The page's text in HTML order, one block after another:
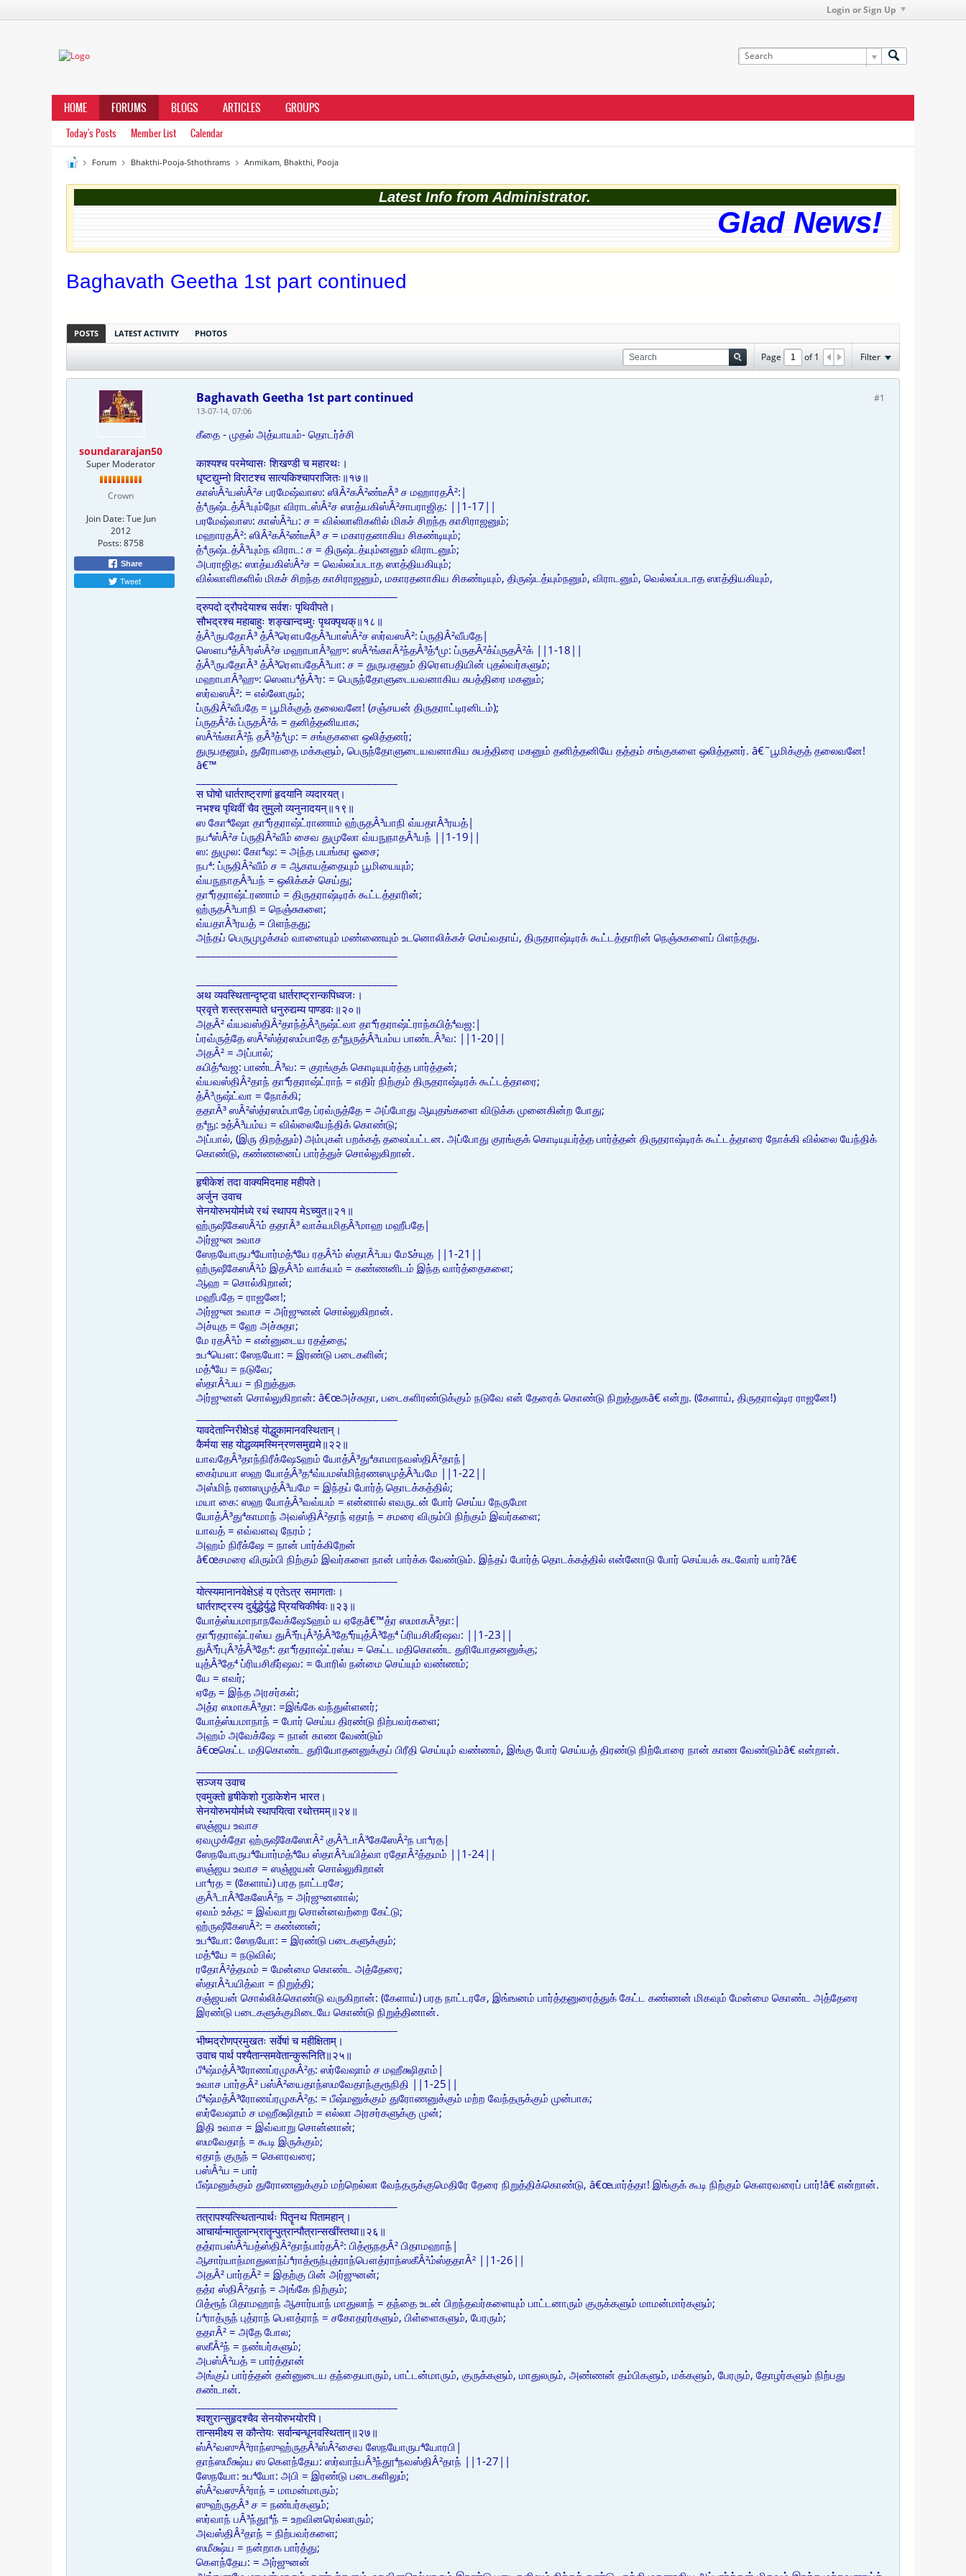
Login or Sign Up
HOME FORUMS BLOGS ARTICLES GROUPS
Today's Posts Member List Calendar
Forum Bhakthi-Pooja-Sthothrams Anmikam, Bhakthi, Pooja
Latest Info from Administrator.
Glad News! The
Baghavath Geetha 1st part continued
POSTS LATEST ACTIVITY PHOTOS
Page of1 Filter
soundararajan50
Super Moderator
Crown
Join Date: Tue Jun
2012
Posts:8758
Share
Tweet
#1
Baghavath Geetha 1st part continued
13-07-14, 07:06
கீதை - முதல் அத்யாயம்- தொடர்ச்சி
काश्यश्च परमेष्वासः शिखण्डी च महारथः।
धृष्टद्युम्नो विराटश्च सात्यकिश्चापराजितः॥१७॥
காஸ்Â²யஸ்Â²ச பரமேஷ்வாஸ: ஸிÂ²கÂ²ண்டீÂ³ ச மஹாரதÂ²:|
த்⁴ருஷ்டத்Â³யும்நோ விராடஸ்Â²ச ஸாத்யகிஸ்Â²சாபராஜித: ||1-17||
பரமேஷ்வாஸ: காஸ்Â²ய: ச = வில்லாளிகளில் மிகச் சிறந்த காசிராஜனும்;
மஹாரதÂ²: ஸிÂ²கÂ²ண்டீÂ³ ச = மகாரதனாகிய சிகண்டியும்;
த்⁴ருஷ்டத்Â³யும்ந விராட: ச = திருஷ்டத்யும்னனும் விராடனும்;
அபராஜித: ஸாத்யகிஸ்Â²ச = வெல்லப்படாத ஸாத்தியகியும்;
வில்லாளிகளில் மிகச் சிறந்த காசிராஜனும், மகாரதனாகிய சிகண்டியும், திருஷ்டத்யும்நனும், விராடனும், வெல்லப்படாத ஸாத்தியகியும்,
द्रुपदो द्रौपदेयाश्च सर्वशः पृथिवीपते।
सौभद्रश्च महाबाहुः शङ्खान्दध्मुः पृथक्पृथक्॥१८॥
த்Â³ருபதோÂ³ த்Â³ரௌபதேÂ³யாஸ்Â²ச ஸர்வஸÂ²: ப்ருதிÂ²வீபதே|
ஸௌப⁴த்Â³ரஸ்Â²ச மஹாபாÂ³ஹு: ஸÂ²ங்காÂ²ந்தÂ³த்⁴மு: ப்ருதÂ²க்ப்ருதÂ²க் ||1-18||
த்Â³ருபதோÂ³ த்Â³ரௌபதேÂ³யா: ச = துருபதனும் திரௌபதியின் புதல்வர்களும்;
மஹாபாÂ³ஹு: ஸௌப⁴த்Â³ர: = பெருந்தோளுடையவனாகிய சுபத்திரை மகனும்;
ஸர்வஸÂ²: = எல்லோரும்;
ப்ருதிÂ²வீபதே = பூமிக்குத் தலைவனே! (சஞ்சயன் திருதராட்டிரனிடம்);
ப்ருதÂ²க் ப்ருதÂ²க் = தனித்தனியாக;
ஸÂ²ங்காÂ²ந் தÂ³த்⁴மு: = சங்குகளை ஒலித்தனர்;
துருபதனும், துரோபதை மக்களும், பெருந்தோளுடையவனாகிய சுபத்திரை மகனும் தனித்தனியே தத்தம் சங்குகளை ஒலித்தனர். â€˜பூமிக்குத் தலைவனே!
â€™
स घोषो धार्तराष्ट्राणां हृदयानि व्यदारयत्।
नभश्च पृथिवीं चैव तुमुलो व्यनुनादयन्॥१९॥
ஸ கோ⁴ஷோ தா⁴ர்தராஷ்ட்ராணாம் ஹ்ருதÂ³யாநி வ்யதாÂ³ரயத்|
நப⁴ஸ்Â²ச ப்ருதிÂ²வீம் சைவ துமுலோ வ்யநுநாதÂ³யந் ||1-19||
ஸ: துமுல: கோ⁴ஷ: = அந்த பயங்கர ஓசை;
நப⁴: ப்ருதிÂ²வீம் ச = ஆகாயத்தையும் பூமியையும்;
வ்யநுநாதÂ³யந் = ஒலிக்கச் செய்து;
தா⁴ர்தராஷ்ட்ரணாம் = திருதராஷ்டிரக் கூட்டத்தாரின்;
ஹ்ருதÂ³யாநி = நெஞ்சுகளை;
வ்யதாÂ³ரயத் = பிளந்தது;
அந்தப் பெருமுழக்கம் வானையும் மண்ணையும் உடனொலிக்கச் செய்வதாய், திருதராஷ்டிரக் கூட்டத்தாரின் நெஞ்சுகளைப் பிளந்தது.
अथ व्यवस्थितान्दृष्ट्वा धार्तराष्ट्रान्कपिध्वजः।
प्रवृत्ते शस्त्रसम्पाते धनुरुद्यम्य पाण्डवः॥२०॥
அதÂ² வ்யவஸ்திÂ²தாந்த்Â³ருஷ்ட்வா தா⁴ர்தராஷ்ட்ராந்கபித்⁴வஜ:|
ப்ரவ்ருத்தே ஸÂ²ஸ்த்ரஸம்பாதே த⁴நுருத்Â³யம்ய பாண்டÂ³வ: ||1-20||
அதÂ² = அப்பால்;
கபித்⁴வஜ: பாண்டÂ³வ: = குரங்குக் கொடியுயர்த்த பார்த்தன்;
வ்யவஸ்திÂ²தாந் தா⁴ர்தராஷ்ட்ராந் = எதிர் நிற்கும் திருதராஷ்டிரக் கூட்டத்தாரை;
த்Â³ருஷ்ட்வா = நோக்கி;
ததாÂ³ ஸÂ²ஸ்த்ரஸம்பாதே ப்ரவ்ருத்தே = அப்போது ஆயுதங்களை விடுக்க முனைகின்ற போது;
த⁴நு: உத்Â³யம்ய = வில்லையேந்திக் கொண்டு;
அப்பால், (இரு திறத்தும்) அம்புகள் பறக்கத் தலைப்பட்டன. அப்போது குரங்குக் கொடியுயர்த்த பார்த்தன் திருதராஷ்டிரக் கூட்டத்தாரை நோக்கி வில்லை யேந்திக்
கொண்டு, கண்ணனைப் பார்த்துச் சொல்லுகிறான்.
हृषीकेशं तदा वाक्यमिदमाह महीपते।
अर्जुन उवाच
सेनयोरुभयोर्मध्ये रथं स्थापय मेऽच्युत॥२१॥
ஹ்ருஷீகேஸÂ²ம் ததாÂ³ வாக்யமிதÂ³மாஹ மஹீபதே|
அர்ஜுன உவாச
ஸேநயோருப⁴யோர்மத்⁴யே ரதÂ²ம் ஸ்தாÂ²பய மேऽச்யுத ||1-21||
ஹ்ருஷீகேஸÂ²ம் இதÂ³ம் வாக்யம் = கண்ணனிடம் இந்த வார்த்தைகளை;
ஆஹ = சொல்கிறான்;
மஹீபதே = ராஜனே!;
அர்ஜுன உவாச = அர்ஜுனன் சொல்லுகிறான்.
அச்யுத = ஹே அச்சுதா;
மே ரதÂ²ம் = என்னுடைய ரதத்தை;
உப⁴யௌ: ஸேநயோ: = இரண்டு படைகளின்;
மத்⁴யே = நடுவே;
ஸ்தாÂ²பய = நிறுத்துக
அர்ஜுனன் சொல்லுகிறான்: â€œஅச்சுதா, படைகளிரண்டுக்கும் நடுவே என் தேரைக் கொண்டு நிறுத்துகâ€ என்று. (கேளாய், திருதராஷ்டிர ராஜனே!)
यावदेतान्निरीक्षेऽहं योद्धुकामानवस्थितान्।
कैर्मया सह योद्धव्यमस्मिन्रणसमुद्यमे॥२२॥
யாவதேÂ³தாந்நிரீக்ஷேऽஹம் யோத்Â³து⁴காமாநவஸ்திÂ²தாந்|
கைர்மயா ஸஹ யோத்Â³த⁴வ்யமஸ்மிந்ரணஸமுத்Â³யமே ||1-22||
அஸ்மிந் ரணஸமுத்Â³யமே = இந்தப் போர்த் தொடக்கத்தில்;
மயா கை: ஸஹ யோத்Â³வவ்யம் = என்னால் எவருடன் போர் செய்ய நேருமோ
யோத்Â³து⁴காமாந் அவஸ்திÂ²தாந் ஏதாந் = சமரை விரும்பி நிற்கும் இவர்களை;
யாவத் = எவ்வளவு நேரம் ;
அஹம் நிரீக்ஷே = நான் பார்க்கிறேன்
â€œசமரை விரும்பி நிற்கும் இவர்களை நான் பார்க்க வேண்டும். இந்தப் போர்த் தொடக்கத்தில் என்னோடு போர் செய்யக் கடவோர் யார்?â€
योत्स्यमानानवेक्षेऽहं य एतेऽत्र समागताः।
धार्तराष्ट्रस्य दुर्बुद्धेर्युद्धे प्रियचिकीर्षवः॥२३॥
யோத்ஸ்யமாநாநவேக்ஷேऽஹம் ய ஏதேâ€™த்ர ஸமாகÂ³தா:|
தா⁴ர்தராஷ்ட்ரஸ்ய துÂ³ர்புÂ³த்Â³தே⁴ர்யுத்Â³தே⁴ ப்ரியசிகீர்ஷவ: ||1-23||
துÂ³ர்புÂ³த்Â³தே⁴: தா⁴ர்தராஷ்ட்ரஸ்ய = கெட்ட மதிகொண்ட துரியோதனனுக்கு;
யுத்Â³தே⁴ ப்ரியசிகீர்ஷவ: = போரில் நன்மை செய்யும் வண்ணம்;
யே = எவர்;
ஏதே = இந்த அரசர்கள்;
அத்ர ஸமாகÂ³தா: =இங்கே வந்துள்ளனர்;
யோத்ஸ்யமாநாந் = போர் செய்ய திரண்டு நிற்பவர்களை;
அஹம் அவேக்ஷே = நான் காண வேண்டும்
â€œகெட்ட மதிகொண்ட துரியோதனனுக்குப் பிரீதி செய்யும் வண்ணம், இங்கு போர் செய்யத் திரண்டு நிற்போரை நான் காண வேண்டும்â€ என்றான்.
सञ्जय उवाच
एवमुक्तो हृषीकेशो गुडाकेशेन भारत।
सेनयोरुभयोर्मध्ये स्थापयित्वा रथोत्तमम्॥२४॥
ஸஞ்ஜய உவாச
ஏவமுக்தோ ஹ்ருஷீகேஸோÂ² குÂ³டாÂ³கேஸேÂ²ந பா⁴ரத|
ஸேநயோருப⁴யோர்மத்⁴யே ஸ்தாÂ²பயித்வா ரதோÂ²த்தமம் ||1-24||
ஸஞ்ஜய உவாச = ஸஞ்ஜயன் சொல்லுகிறான்
பா⁴ரத = (கேளாய்) பரத நாட்டரசே;
குÂ³டாÂ³கேஸேÂ²ந = அர்ஜுனனால்;
ஏவம் உக்த: = இவ்வாறு சொன்னவற்றை கேட்டு;
ஹ்ருஷீகேஸÂ²: = கண்ணன்;
உப⁴யோ: ஸேநயோ: = இரண்டு படைகளுக்கும்;
மத்⁴யே = நடுவில்;
ரதோÂ²த்தமம் = மேன்மை கொண்ட அத்தேரை;
ஸ்தாÂ²பயித்வா = நிறுத்தி;
சஞ்ஜயன் சொல்லிக்கொண்டு வருகிறான்: (கேளாய்) பரத நாட்டரசே, இங்ஙனம் பார்த்தனுரைத்துக் கேட்ட கண்ணன் மிகவும் மேன்மை கொண்ட அத்தேரை
இரண்டு படைகளுக்குமிடையே கொண்டு நிறுத்தினான்.
भीष्मद्रोणप्रमुखतः सर्वेषां च महीक्षिताम्।
उवाच पार्थ पश्यैतान्समवेतान्कुरूनिति॥२५॥
பீ⁴ஷ்மத்Â³ரோணப்ரமுகÂ²த: ஸர்வேஷாம் ச மஹீக்ஷிதாம்|
உவாச பார்தÂ² பஸ்Â²யைதாந்ஸமவேதாந்குரூநிதி ||1-25||
பீ⁴ஷ்மத்Â³ரோணப்ரமுகÂ²த: = பீஷ்மனுக்கும் துரோணனுக்கும் மற்ற வேந்தருக்கும் முன்பாக;
ஸர்வேஷாம் ச மஹீக்ஷிதாம் = எல்லா அரசர்களுக்கு முன்;
இதி உவாச = இவ்வாறு சொன்னான்;
ஸமவேதாந் = கூடி இருக்கும்;
ஏதாந் குருந் = கௌரவரை;
பஸ்Â²ய = பார்
பீஷ்மனுக்கும் துரோணனுக்கும் மற்றெல்லா வேந்தருக்குமெதிரே தேரை நிறுத்திக்கொண்டு, â€œபார்த்தா! இங்குக் கூடி நிற்கும் கௌரவரைப் பார்!â€ என்றான்.
तत्रापश्यत्स्थितान्पार्थः पितॄनथ पितामहान्।
आचार्यान्मातुलान्भ्रातॄन्पुत्रान्पौत्रान्सखींस्तथा॥२६॥
தத்ராபஸ்Â²யத்ஸ்திÂ²தாந்பார்தÂ²: பித்ரூநதÂ² பிதாமஹாந்|
ஆசார்யாந்மாதுலாந்ப்⁴ராத்ரூந்புத்ராந்பௌத்ராந்ஸகீÂ²ம்ஸ்ததாÂ² ||1-26||
அதÂ² பார்தÂ² = இதற்கு பின் அர்ஜுனன்;
தத்ர ஸ்திÂ²தாந் = அங்கே நிற்கும்;
பித்ரூந் பிதாமஹாந் ஆசார்யாந் மாதுலாந் = தந்தை உடன் பிறந்தவர்களையும் பாட்டனாரும் குருக்களும் மாமன்மார்களும்;
ப்⁴ராத்ருந் புத்ராந் பௌத்ராந் = சகோதரர்களும், பிள்ளைகளும், பேரரும்;
ததாÂ² = அதே போல;
ஸகீÂ²ந் = நண்பர்களும்;
அபஸ்Â²யத் = பார்த்தான்
அங்குப் பார்த்தன் தன்னுடைய தந்தையாரும், பாட்டன்மாரும், குருக்களும், மாதுலரும், அண்ணன் தம்பிகளும், மக்களும், பேரரும், தோழர்களும் நிற்பது
கண்டான்.
श्वशुरान्सुहृदश्चैव सेनयोरुभयोरपि।
तान्समीक्ष्य स कौन्तेयः सर्वान्बन्धूनवस्थितान्॥२७॥
ஸ்Â²வஸுÂ²ராந்ஸுஹ்ருதÂ³ஸ்Â²சைவ ஸேநயோருப⁴யோரபி|
தாந்ஸமீக்ஷ்ய ஸ கௌந்தேய: ஸர்வாந்பÂ³ந்தூ⁴நவஸ்திÂ²தாந் ||1-27||
ஸேநயோ: உப⁴யோ: அபி = இரண்டு படைகளிலும்;
ஸ்Â²வஸுÂ²ராந் = மாமன்மாரும்;
ஸுஹ்ருதÂ³ ச = நண்பர்களும்;
ஸர்வாந் பÂ³ந்தூ⁴ந் = உறவினரெல்லாரும்;
அவஸ்திÂ²தாந் = நிற்பவர்களை;
ஸமீக்ஷ்ய = நன்றாக பார்த்து;
கௌந்தேய: = அர்ஜுனன்